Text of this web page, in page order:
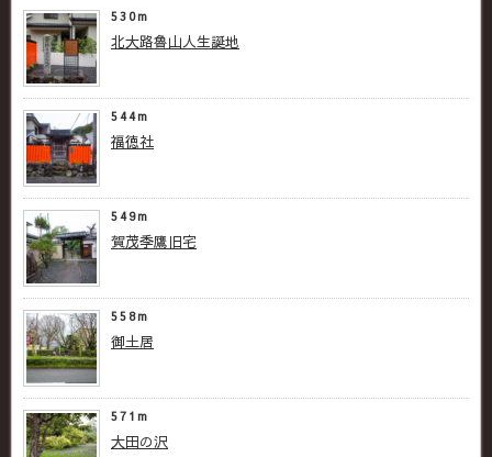
530m
北大路魯山人生誕地
544m
福徳社
549m
賀茂季鷹旧宅
558m
御土居
571m
大田の沢